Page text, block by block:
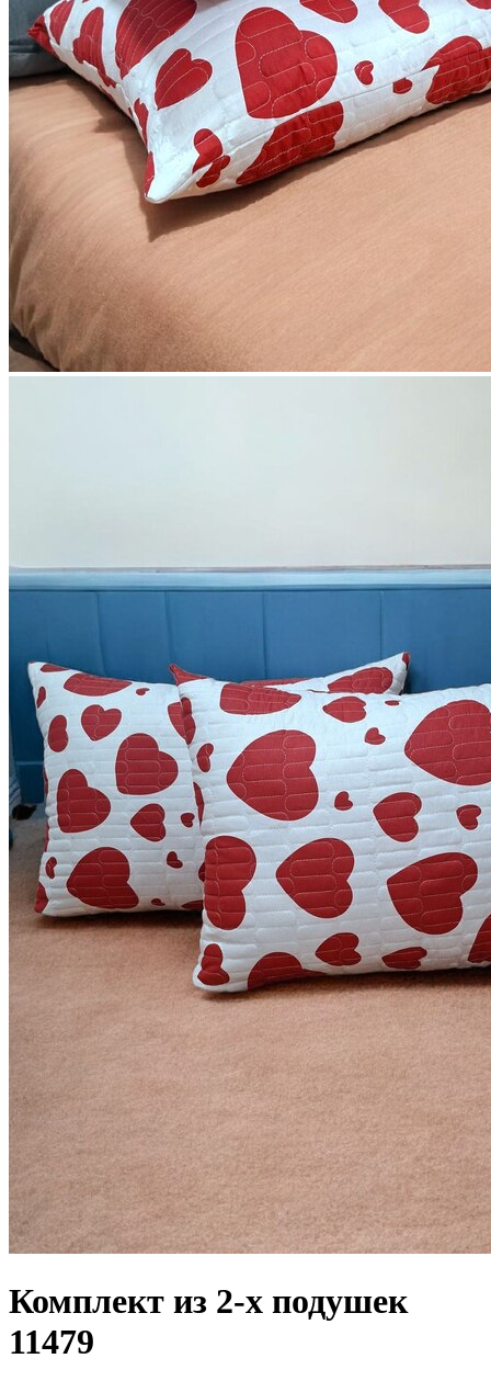
Комплект из 2-х подушек
11479